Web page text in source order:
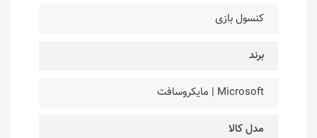
کنسول بازی
برند
Microsoft | مایکروسافت
مدل کالا